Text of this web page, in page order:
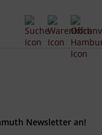
Newsletter an!